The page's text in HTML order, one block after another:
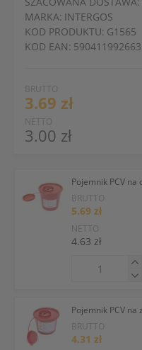
BRUTTO
3.69 zł
NETTO
3.00 zł
MARKA: INTERGOS
KOD PRODUKTU: G1565
KOD EAN:
Pojemnik PCV
BRUTTO
5.69 zł
NETTO
4.63 zł
Pojemnik PCV na
BRUTTO
4.31 zł